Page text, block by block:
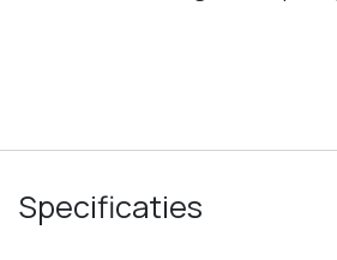
Specificaties